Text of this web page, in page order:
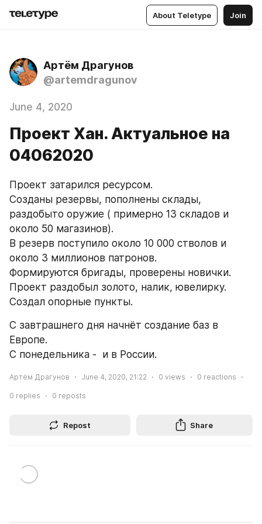
About Teletype Join
Артём Драгунов
@artemdragunov
June 4, 2020
Проект Хан. Актуальное на
04062020
Проект затарился ресурсом.
Созданы резервы, пополнены склады,
раздобыто оружие ( примерно 13 складов и
около 50 магазинов).
В резерв поступило около 10 000 стволов и
около 3 миллионов патронов.
Формируются бригады, проверены новички.
Проект раздобыл золото, налик, ювелирку.
Создал опорные пункты.
С завтрашнего дня начнёт создание баз в
Европе.
С понедельника -  и в России.
Артём Драгунов June 4, 2020, 21:22 0 views 0 reactions
0 replies 0 reposts
Repost Share